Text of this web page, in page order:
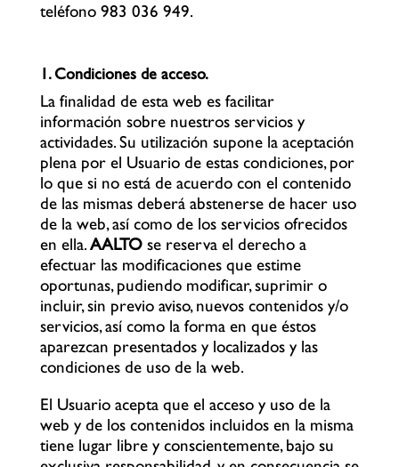
teléfono 983 036 949.
1. Condiciones de acceso.
La finalidad de esta web es facilitar
información sobre nuestros servicios y
actividades. Su utilización supone la aceptación
plena por el Usuario de estas condiciones, por
lo que si no está de acuerdo con el contenido
de las mismas deberá abstenerse de hacer uso
de la web, así como de los servicios ofrecidos
en ella. AALTO se reserva el derecho a
efectuar las modificaciones que estime
oportunas, pudiendo modificar, suprimir o
incluir, sin previo aviso, nuevos contenidos y/o
servicios, así como la forma en que éstos
aparezcan presentados y localizados y las
condiciones de uso de la web.
El Usuario acepta que el acceso y uso de la
web y de los contenidos incluidos en la misma
tiene lugar libre y conscientemente, bajo su